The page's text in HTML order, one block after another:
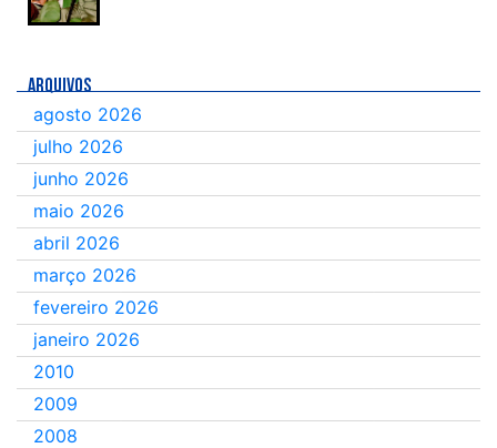
ARQUIVOS
agosto 2026
julho 2026
junho 2026
maio 2026
abril 2026
março 2026
fevereiro 2026
janeiro 2026
2010
2009
2008